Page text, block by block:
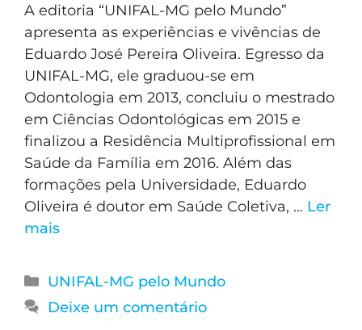
A editoria “UNIFAL-MG pelo Mundo”
apresenta as experiências e vivências de
Eduardo José Pereira Oliveira. Egresso da
UNIFAL-MG, ele graduou-se em
Odontologia em 2013, concluiu o mestrado
em Ciências Odontológicas em 2015 e
finalizou a Residência Multiprofissional em
Saúde da Família em 2016. Além das
formações pela Universidade, Eduardo
Oliveira é doutor em Saúde Coletiva, … Ler
mais
UNIFAL-MG pelo Mundo
Deixe um comentário